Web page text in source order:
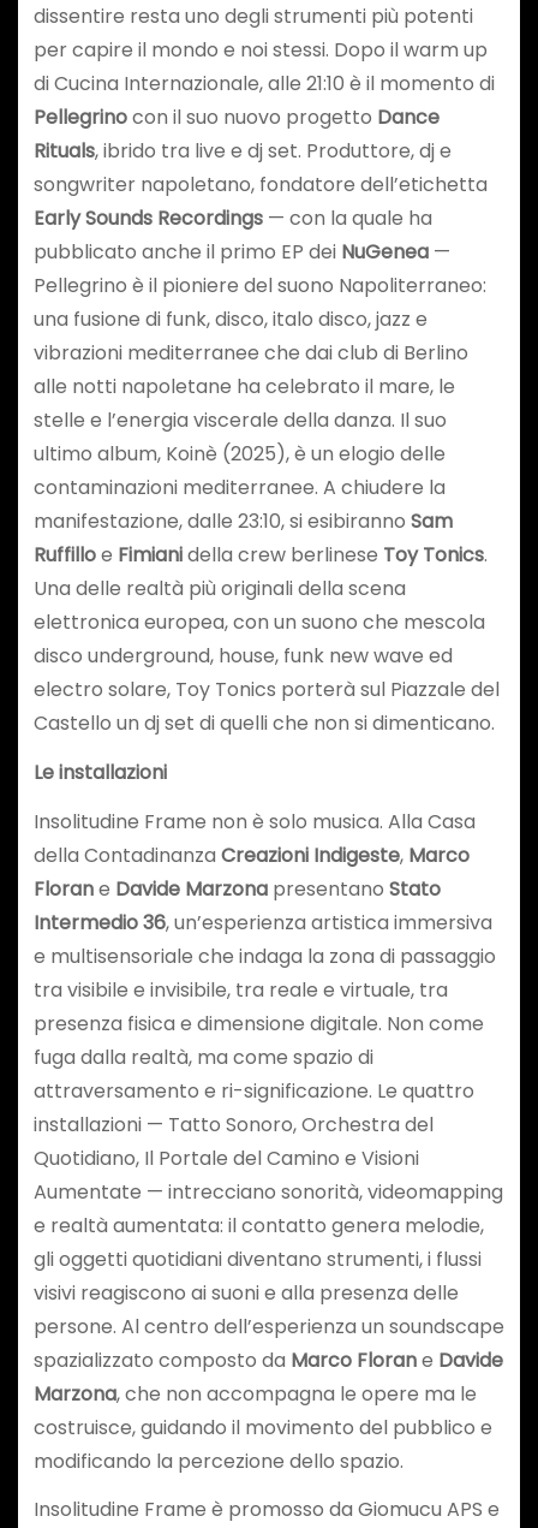
dissentire resta uno degli strumenti più potenti
per capire il mondo e noi stessi. Dopo il warm up
di Cucina Internazionale, alle 21:10 è il momento di
Pellegrinocon il suo nuovo progetto Dance
Rituals, ibrido tra live e dj set. Produttore, dj e
songwriter napoletano, fondatore dell’etichetta
Early Sounds Recordings— con la quale ha
pubblicato anche il primo EP dei NuGenea—
Pellegrino è il pioniere del suono Napoliterraneo:
una fusione di funk, disco, italo disco, jazz e
vibrazioni mediterranee che dai club di Berlino
alle notti napoletane ha celebrato il mare, le
stelle e l’energia viscerale della danza. Il suo
ultimo album, Koinè (2025), è un elogio delle
contaminazioni mediterranee. A chiudere la
manifestazione, dalle 23:10, si esibiranno Sam
Ruffilloe Fimianidella crew berlinese Toy Tonics.
Una delle realtà più originali della scena
elettronica europea, con un suono che mescola
disco underground, house, funk new wave ed
electro solare, Toy Tonics porterà sul Piazzale del
Castello un dj set di quelli che non si dimenticano.
Le installazioni
Insolitudine Frame non è solo musica. Alla Casa
della Contadinanza Creazioni Indigeste, Marco
Florane Davide Marzonapresentano Stato
Intermedio 36, un’esperienza artistica immersiva
e multisensoriale che indaga la zona di passaggio
tra visibile e invisibile, tra reale e virtuale, tra
presenza fisica e dimensione digitale. Non come
fuga dalla realtà, ma come spazio di
attraversamento e ri-significazione. Le quattro
installazioni — Tatto Sonoro, Orchestra del
Quotidiano, Il Portale del Camino e Visioni
Aumentate — intrecciano sonorità, videomapping
e realtà aumentata: il contatto genera melodie,
gli oggetti quotidiani diventano strumenti, i flussi
visivi reagiscono ai suoni e alla presenza delle
persone. Al centro dell’esperienza un soundscape
spazializzato composto da Marco Florane Davide
Marzona, che non accompagna le opere ma le
costruisce, guidando il movimento del pubblico e
modificando la percezione dello spazio.
Insolitudine Frame è promosso da Giomucu APS e